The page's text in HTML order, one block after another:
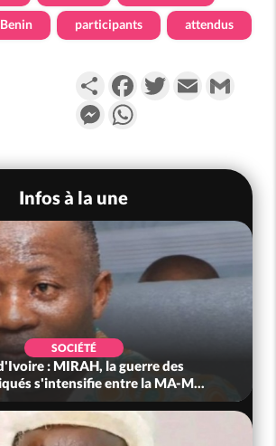
Benin participants attendus
PartagerFacebookTwitterEmail
Messenger
Infos à la une
Côte d'Ivoire : Après le pari
anniversaire, Adama Bictogo :